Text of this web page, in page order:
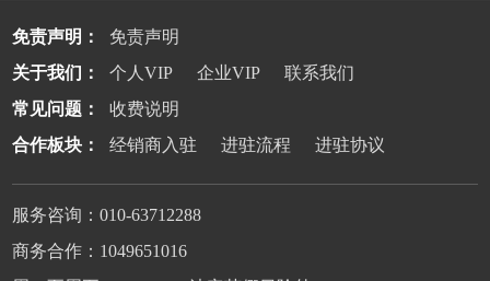
免责声明：
免责声明
关于我们：
个人VIP 企业VIP
联系我们
常见问题：
收费说明
合作板块：
经销商入驻 进驻流程 进驻协议
服务咨询：010-63712288
商务合作：1049651016